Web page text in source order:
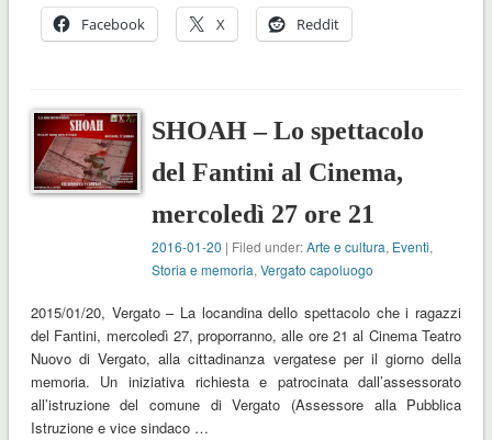
Facebook X Reddit
SHOAH – Lo spettacolo
del Fantini al Cinema,
mercoledì 27 ore 21
2016-01-20 | Filed under:Arte e cultura, Eventi,
Storia e memoria,Vergato capoluogo
2015/01/20, Vergato – La locandina dello spettacolo che i ragazzi
del Fantini, mercoledì 27, proporranno, alle ore 21 al Cinema Teatro
Nuovo di Vergato, alla cittadinanza vergatese per il giorno della
memoria. Un iniziativa richiesta e patrocinata dall’assessorato
all’istruzione del comune di Vergato (Assessore alla Pubblica
Istruzione e vice sindaco …